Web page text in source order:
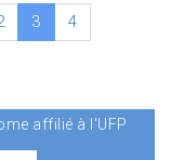
3
4
affilié à l'UFP